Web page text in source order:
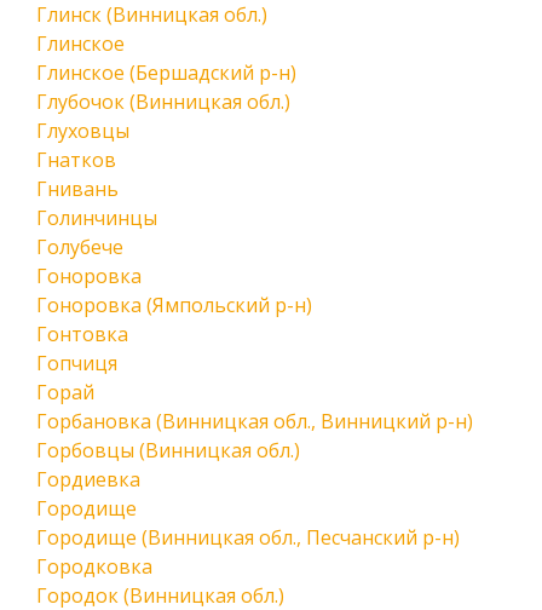
Глинск (Винницкая обл.)
Глинское
Глинское (Бершадский р-н)
Глубочок (Винницкая обл.)
Глуховцы
Гнатков
Гнивань
Голинчинцы
Голубече
Гоноровка
Гоноровка (Ямпольский р-н)
Гонтовка
Гопчиця
Горай
Горбановка (Винницкая обл., Винницкий р-н)
Горбовцы (Винницкая обл.)
Гордиевка
Городище
Городище (Винницкая обл., Песчанский р-н)
Городковка
Городок (Винницкая обл.)